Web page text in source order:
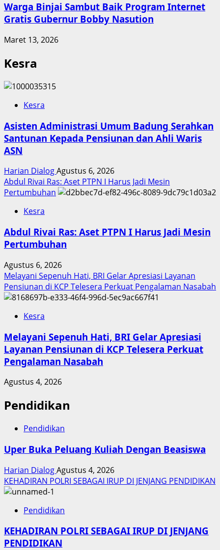
Warga Binjai Sambut Baik Program Internet
Gratis Gubernur Bobby Nasution
Maret 13, 2026
Kesra
Kesra
Asisten Administrasi Umum Badung Serahkan
Santunan Kepada Pensiunan dan Ahli Waris
ASN
Harian DialogAgustus 6, 2026
Abdul Rivai Ras: Aset PTPN I Harus Jadi Mesin
Pertumbuhan
Kesra
Abdul Rivai Ras: Aset PTPN I Harus Jadi Mesin
Pertumbuhan
Agustus 6, 2026
Melayani Sepenuh Hati, BRI Gelar Apresiasi Layanan
Pensiunan di KCP Telesera Perkuat Pengalaman Nasabah
Kesra
Melayani Sepenuh Hati, BRI Gelar Apresiasi
Layanan Pensiunan di KCP Telesera Perkuat
Pengalaman Nasabah
Agustus 4, 2026
Pendidikan
Pendidikan
Uper Buka Peluang Kuliah Dengan Beasiswa
Harian DialogAgustus 4, 2026
KEHADIRAN POLRI SEBAGAI IRUP DI JENJANG PENDIDIKAN
Pendidikan
KEHADIRAN POLRI SEBAGAI IRUP DI JENJANG
PENDIDIKAN